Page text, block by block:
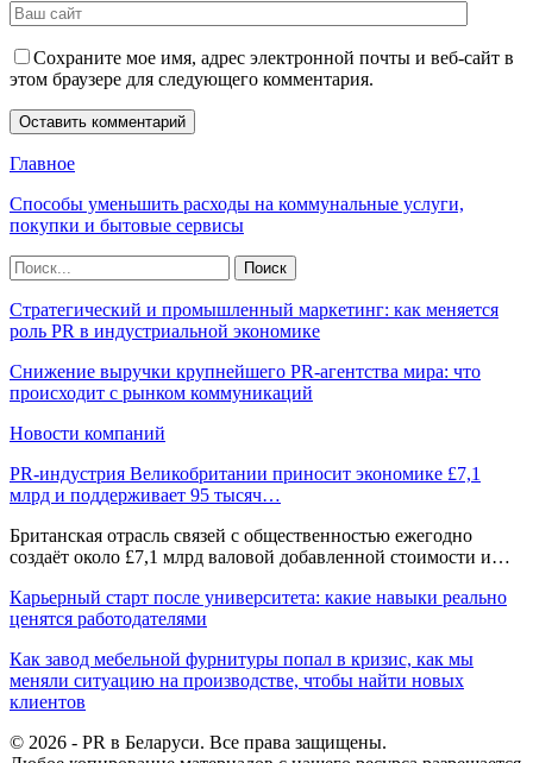
Сохраните мое имя, адрес электронной почты и веб-сайт в
этом браузере для следующего комментария.
Главное
Способы уменьшить расходы на коммунальные услуги,
покупки и бытовые сервисы
Стратегический и промышленный маркетинг: как меняется
роль PR в индустриальной экономике
Снижение выручки крупнейшего PR-агентства мира: что
происходит с рынком коммуникаций
Новости компаний
PR-индустрия Великобритании приносит экономике £7,1
млрд и поддерживает 95 тысяч…
Британская отрасль связей с общественностью ежегодно
создаёт около £7,1 млрд валовой добавленной стоимости и…
Карьерный старт после университета: какие навыки реально
ценятся работодателями
Как завод мебельной фурнитуры попал в кризис, как мы
меняли ситуацию на производстве, чтобы найти новых
клиентов
© 2026 - PR в Беларуси. Все права защищены.